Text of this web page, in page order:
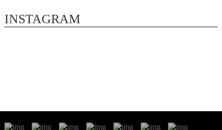
INSTAGRAM